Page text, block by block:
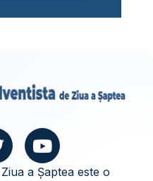
a Șaptea este o